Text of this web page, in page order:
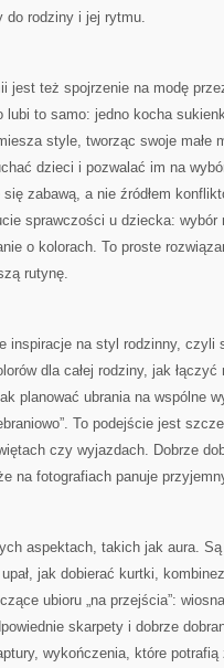
rodziny i jej rytmu.
jest też spojrzenie na modę
lubi to samo: jedno kocha
style, tworząc swoje małe
dzieci i pozwalać im na
zabawą, a nie źródłem
sprawczości u dziecka: wybór
o kolorach. To proste
rutynę.
inspiracje na styl rodzinny, czyli
dla całej rodziny, jak łączyć
planować ubrania na wspólne
To podejście jest
czy wyjazdach. Dobrze
na fotografiach panuje
aspektach, takich jak aura.
jak dobierać kurtki,
ubioru „na przejścia”:
skarpety i dobrze
wykończenia, które